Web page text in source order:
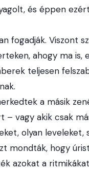
és éppen
fogadják. Viszont
ahogy ma is,
teljesen
a másik
– vagy akik csak
olyan
mondták, hogy
azokat a